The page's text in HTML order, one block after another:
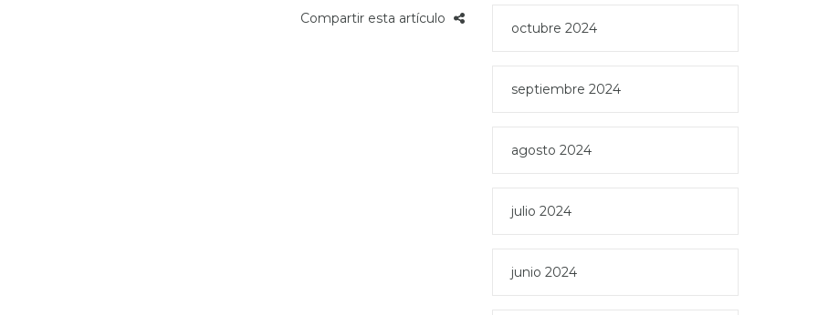
Compartir esta artículo
octubre 2024
septiembre 2024
agosto 2024
julio 2024
junio 2024